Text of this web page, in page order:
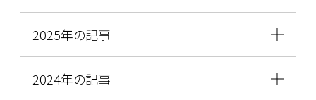
2025年の記事
2024年の記事